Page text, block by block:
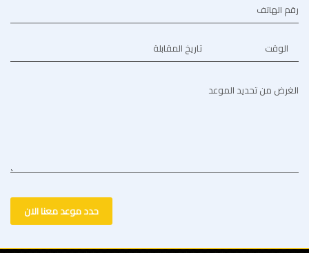
رقم الهاتف
تاريخ المقابلة الوقت
الغرض من تحديد الموعد
حدد موعد معنا الان